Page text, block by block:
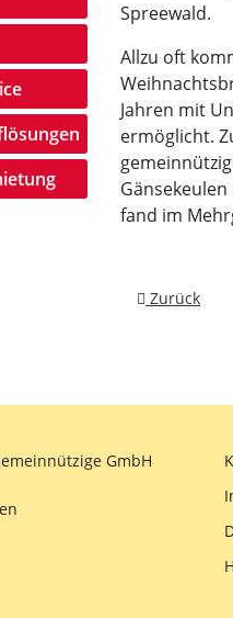
Spreewald.
Allzu oft
Jahren mit
ermöglicht.
fand im
Vorheriger
Zurück
GmbH